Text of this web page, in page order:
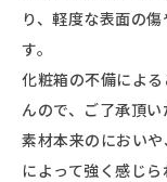
り、軽度な表面の
す。
化粧箱の不備によ
んので、ご了承頂い
素材本来のにおい
によって強く感じら